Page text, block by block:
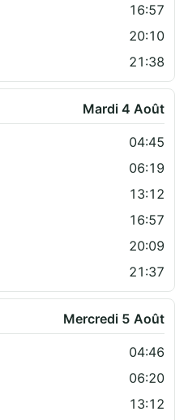
16:57
20:10
21:38
Mardi 4 Août
04:45
06:19
13:12
16:57
20:09
21:37
Mercredi 5 Août
04:46
06:20
13:12